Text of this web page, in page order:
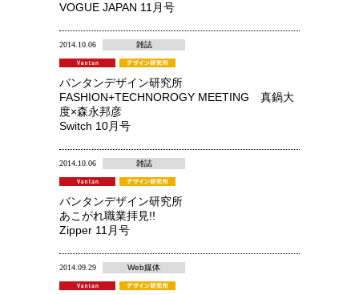
VOGUE JAPAN 11月号
2014.10.06 雑誌
バンタンデザイン研究所
FASHION+TECHNOROGY MEETING 真鍋大
度×森永邦彦
Switch 10月号
2014.10.06 雑誌
バンタンデザイン研究所
あこがれ職業拝見!!
Zipper 11月号
2014.09.29 Web媒体